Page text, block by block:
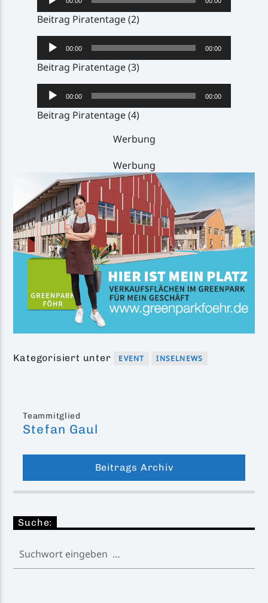
Player
Beitrag Piratentage (2)
Audio-
Player
00:00 00:00
Beitrag Piratentage (3)
Audio-
Player
00:00 00:00
Beitrag Piratentage (4)
Werbung
Werbung
Kategorisiert unter EVENT INSELNEWS
Teammitglied
Stefan Gaul
Beitrags Archiv
Suche: